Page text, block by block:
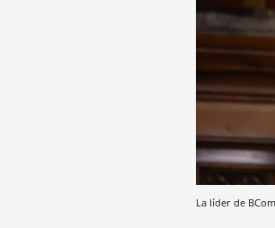
La líder de